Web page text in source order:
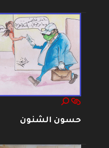
حسون الشنون